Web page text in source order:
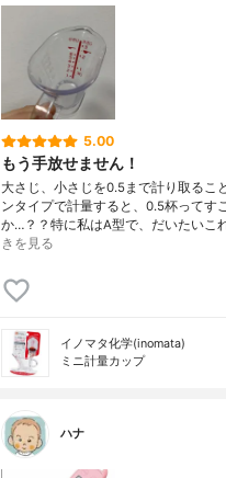
5.00
もう手放せません！
大さじ、小さじを0.5まで計り取るこ
ンタイプで計量すると、0.5杯ってす
か…？？特に私はA型で、だいたいこ
きを見る
イノマタ化学(inomata)
ミニ計量カップ
ハナ